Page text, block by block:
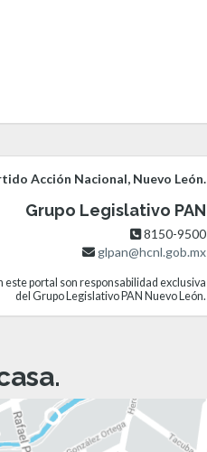
Acción Nacional, Nuevo León.
Grupo Legislativo PAN
8150-9500
glpan@hcnl.gob.mx
portal son responsabilidad exclusiva
del Grupo Legislativo PAN Nuevo León.